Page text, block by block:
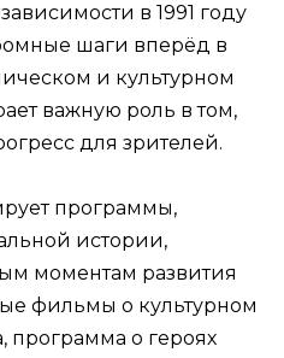
в 1991 году
шаги вперёд в
и культурном
важную роль в том,
для зрителей.
программы,
истории,
моментам развития
фильмы о культурном
программа о героях